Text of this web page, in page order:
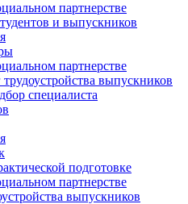
партнерстве
и выпускников
партнерстве
выпускников
специалиста
подготовке
партнерстве
выпускников